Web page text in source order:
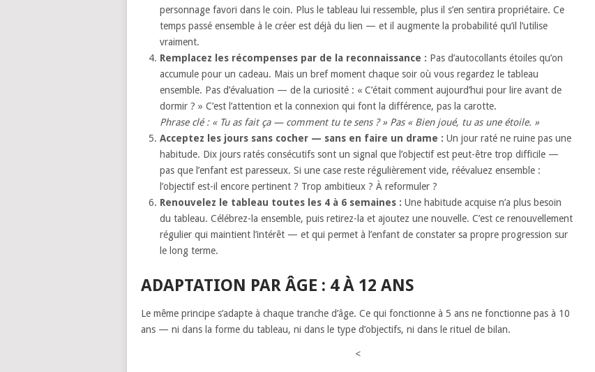
personnage favori dans le coin. Plus le tableau lui ressemble, plus il s’en sentira propriétaire. Ce
temps passé ensemble à le créer est déjà du lien — et il augmente la probabilité qu’il l’utilise
vraiment.
Remplacez les récompenses par de la reconnaissance : Pas d’autocollants étoiles qu’on
accumule pour un cadeau. Mais un bref moment chaque soir où vous regardez le tableau
ensemble. Pas d’évaluation — de la curiosité : « C’était comment aujourd’hui pour lire avant de
dormir ? » C’est l’attention et la connexion qui font la différence, pas la carotte.
Phrase clé : « Tu as fait ça — comment tu te sens ? » Pas « Bien joué, tu as une étoile. »
Acceptez les jours sans cocher — sans en faire un drame : Un jour raté ne ruine pas une
habitude. Dix jours ratés consécutifs sont un signal que l’objectif est peut-être trop difficile —
pas que l’enfant est paresseux. Si une case reste régulièrement vide, réévaluez ensemble :
l’objectif est-il encore pertinent ? Trop ambitieux ? À reformuler ?
Renouvelez le tableau toutes les 4 à 6 semaines : Une habitude acquise n’a plus besoin
du tableau. Célébrez-la ensemble, puis retirez-la et ajoutez une nouvelle. C’est ce renouvellement
régulier qui maintient l’intérêt — et qui permet à l’enfant de constater sa propre progression sur
le long terme.
ADAPTATION PAR ÂGE : 4 À 12 ANS
Le même principe s’adapte à chaque tranche d’âge. Ce qui fonctionne à 5 ans ne fonctionne pas à 10
ans — ni dans la forme du tableau, ni dans le type d’objectifs, ni dans le rituel de bilan.
<